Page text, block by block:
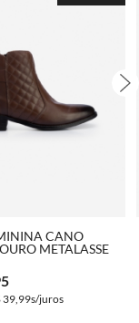
CANO
METALASSE
39,99